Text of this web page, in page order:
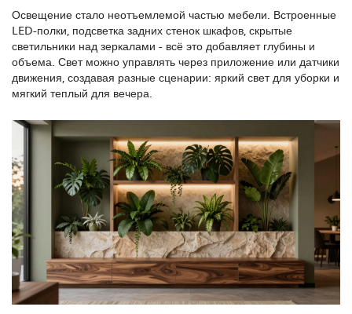
Освещение стало неотъемлемой частью мебели. Встроенные
LED-полки, подсветка задних стенок шкафов, скрытые
светильники над зеркалами - всё это добавляет глубины и
объема. Свет можно управлять через приложение или датчики
движения, создавая разные сценарии: яркий свет для уборки и
мягкий теплый для вечера.